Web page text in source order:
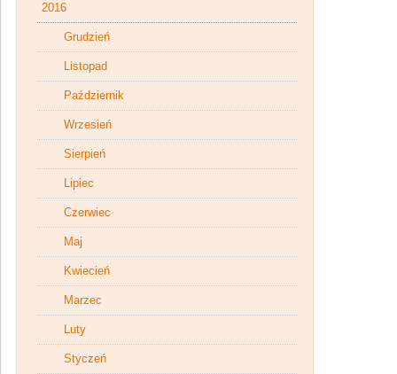
2016
Grudzień
Listopad
Październik
Wrzesień
Sierpień
Lipiec
Czerwiec
Maj
Kwiecień
Marzec
Luty
Styczeń